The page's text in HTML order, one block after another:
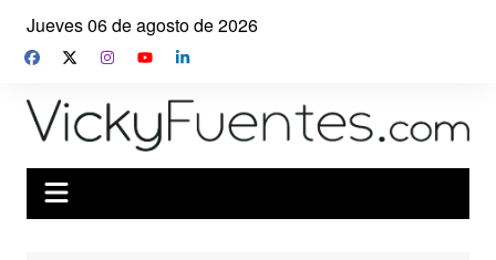
Saltar
contenido
Jueves 06 de agosto de 2026